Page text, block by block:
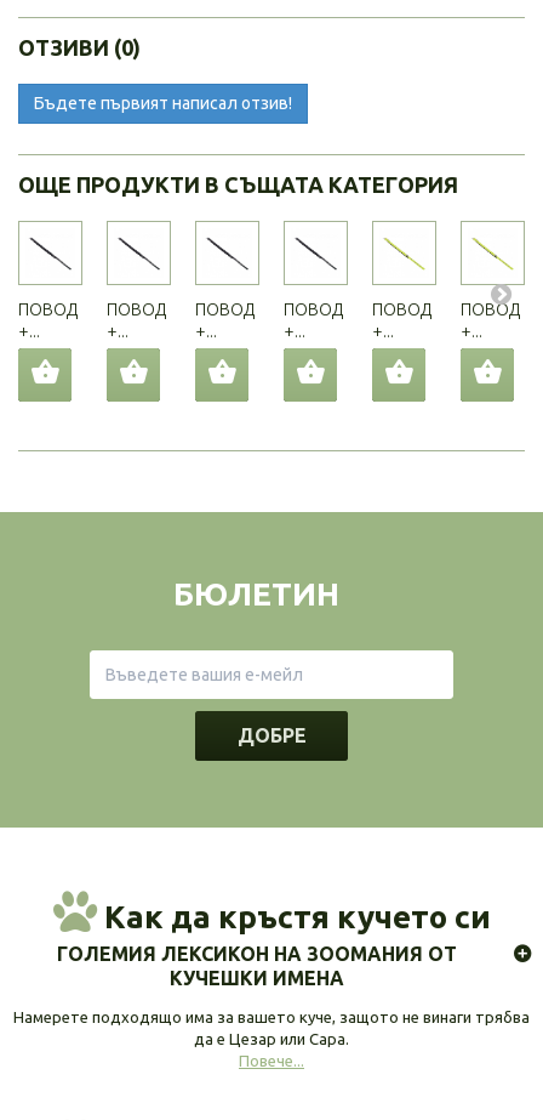
ОТЗИВИ (0)
Бъдете първият написал отзив!
ОЩЕ ПРОДУКТИ В СЪЩАТА КАТЕГОРИЯ
ПОВОД
+...
ПОВОД
+...
ПОВОД
+...
ПОВОД
+...
ПОВОД
+...
ПОВОД
+...
БЮЛЕТИН
ДОБРЕ
Как да кръстя кучето си
ГОЛЕМИЯ ЛЕКСИКОН НА ЗООМАНИЯ ОТ
КУЧЕШКИ ИМЕНА
Намерете подходящо има за вашето куче, защото не винаги трябва
да е Цезар или Сара.
Повече...